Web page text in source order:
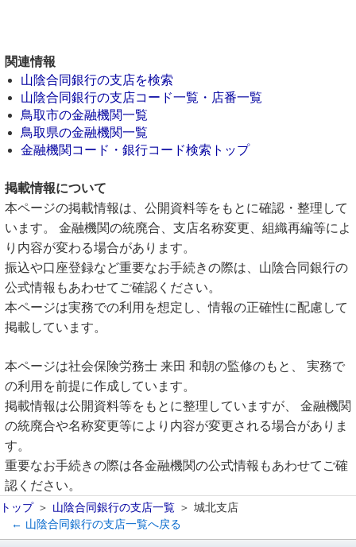
関連情報
山陰合同銀行の支店を検索
山陰合同銀行の支店コード一覧・店番一覧
鳥取市の金融機関一覧
鳥取県の金融機関一覧
金融機関コード・銀行コード検索トップ
掲載情報について
本ページの掲載情報は、公開資料等をもとに確認・整理して
います。 金融機関の統廃合、支店名称変更、組織再編等によ
り内容が変わる場合があります。
振込や口座登録など重要なお手続きの際は、山陰合同銀行の
公式情報もあわせてご確認ください。
本ページは実務での利用を想定し、情報の正確性に配慮して
掲載しています。
本ページは社会保険労務士 来田 和朝の監修のもと、 実務で
の利用を前提に作成しています。
掲載情報は公開資料等をもとに整理していますが、 金融機関
の統廃合や名称変更等により内容が変更される場合がありま
す。
重要なお手続きの際は各金融機関の公式情報もあわせてご確
認ください。
トップ 山陰合同銀行の支店一覧
城北支店
← 山陰合同銀行の支店一覧へ戻る